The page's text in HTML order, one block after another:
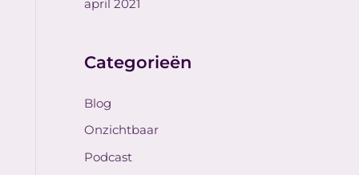
april 2021
Categorieën
Blog
Onzichtbaar
Podcast